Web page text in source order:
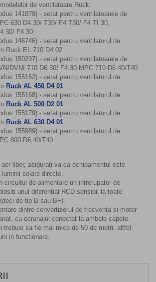
de ventilatoare Ruck:
141879) - setat pentru ventilatoarele de
630 D4 30/ T30/ F4 T30/ F4 TI 30,
30/ F4 30
146746) - setat pentru ventilatorul de
Ruck EL 710 D4 02
150237) - setat pentru ventilatoarele de
DVNI 710 D6 30/ F4 30 MPC 710 D6 40/T40
155162) - setat pentru ventilatorul de
Ruck AL 450 D4 01
155168) - setat pentru ventilatorul de
Ruck AL 500 D2 01
155179) - setat pentru ventilatorul de
Ruck AL 630 D4 01
155989) - setat pentru ventilatorul de
800 D6 40/T40
liber, asigurati-va ca echipamentul este
solare directe.
circuitul de alimentare un intrerupator de
unul diferential RCD sensibil la toate
de tip B sau B+).
dintre convertizorul de frecventa si motor
cu ecranajul conectat la ambele capete.
trebuie sa fie mai mica de 50 de metri, altfel
in functionare.